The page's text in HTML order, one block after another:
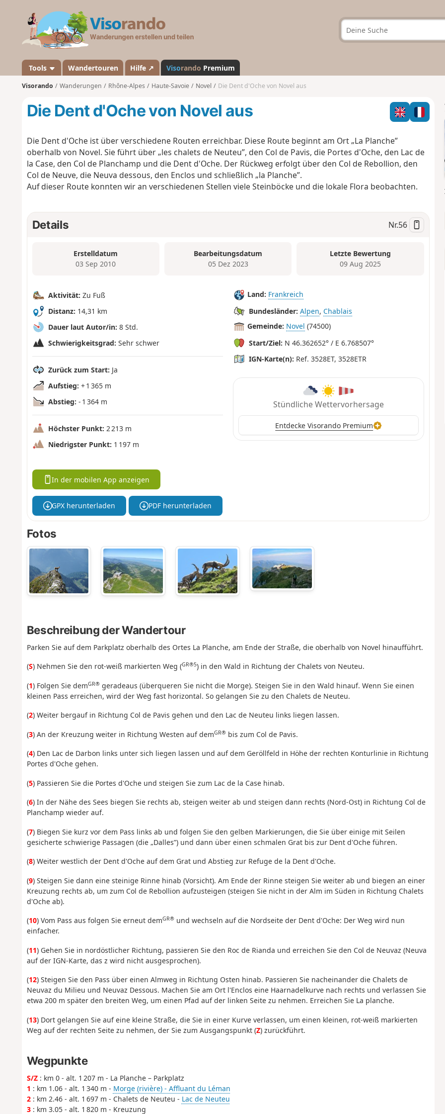
a
n
d
Tools Wandertouren Hilfe ↗ Visorando Premium
Visorando Wanderungen Rhône-Alpes Haute-Savoie Novel Die Dent d'Oche von Novel aus
Die Dent d'Oche von Novel aus
Die Dent d'Oche ist über verschiedene Routen erreichbar. Diese Route beginnt am Ort „La Planche”
oberhalb von Novel. Sie führt über „les chalets de Neuteu”, den Col de Pavis, die Portes d'Oche, den Lac de
la Case, den Col de Planchamp und die Dent d'Oche. Der Rückweg erfolgt über den Col de Rebollion, den
Col de Neuve, die Neuva dessous, den Enclos und schließlich „la Planche”.
Auf dieser Route konnten wir an verschiedenen Stellen viele Steinböcke und die lokale Flora beobachten.
Details Nr.56
Erstelldatum
03 Sep 2010
Bearbeitungsdatum
05 Dez 2023
Letzte Bewertung
09 Aug 2025
Aktivität: Zu Fuß
Distanz: 14,31 km
Dauer laut Autor/in: 8 Std.
Schwierigkeitsgrad: Sehr schwer
Zurück zum Start: Ja
Aufstieg: + 1 365 m
Abstieg: - 1 364 m
Höchster Punkt: 2 213 m
Niedrigster Punkt: 1 197 m
Land: Frankreich
Bundesländer: Alpen, Chablais
Gemeinde: Novel (74500)
Start/Ziel: N 46.362652° / E 6.768507°
IGN-Karte(n): Ref. 3528ET, 3528ETR
Stündliche Wettervorhersage
Entdecke Visorando Premium
In der mobilen App anzeigen
GPX herunterladen PDF herunterladen
Fotos
Beschreibung der Wandertour
Parken Sie auf dem Parkplatz oberhalb des Ortes La Planche, am Ende der Straße, die oberhalb von Novel hinaufführt.
(S) Nehmen Sie den rot-weiß markierten Weg (GR®5) in den Wald in Richtung der Chalets von Neuteu.
(1) Folgen Sie demGR®geradeaus (überqueren Sie nicht die Morge). Steigen Sie in den Wald hinauf. Wenn Sie einen
kleinen Pass erreichen, wird der Weg fast horizontal. So gelangen Sie zu den Chalets de Neuteu.
(2) Weiter bergauf in Richtung Col de Pavis gehen und den Lac de Neuteu links liegen lassen.
(3) An der Kreuzung weiter in Richtung Westen auf demGR®bis zum Col de Pavis.
(4) Den Lac de Darbon links unter sich liegen lassen und auf dem Geröllfeld in Höhe der rechten Konturlinie in Richtung
Portes d'Oche gehen.
(5) Passieren Sie die Portes d'Oche und steigen Sie zum Lac de la Case hinab.
(6) In der Nähe des Sees biegen Sie rechts ab, steigen weiter ab und steigen dann rechts (Nord-Ost) in Richtung Col de
Planchamp wieder auf.
(7) Biegen Sie kurz vor dem Pass links ab und folgen Sie den gelben Markierungen, die Sie über einige mit Seilen
gesicherte schwierige Passagen (die „Dalles”) und dann über einen schmalen Grat bis zur Dent d'Oche führen.
(8) Weiter westlich der Dent d'Oche auf dem Grat und Abstieg zur Refuge de la Dent d'Oche.
(9) Steigen Sie dann eine steinige Rinne hinab (Vorsicht). Am Ende der Rinne steigen Sie weiter ab und biegen an einer
Kreuzung rechts ab, um zum Col de Rebollion aufzusteigen (steigen Sie nicht in der Alm im Süden in Richtung Chalets
d'Oche ab).
(10) Vom Pass aus folgen Sie erneut demGR®und wechseln auf die Nordseite der Dent d'Oche: Der Weg wird nun
einfacher.
(11) Gehen Sie in nordöstlicher Richtung, passieren Sie den Roc de Rianda und erreichen Sie den Col de Neuvaz (Neuva
auf der IGN-Karte, das z wird nicht ausgesprochen).
(12) Steigen Sie den Pass über einen Almweg in Richtung Osten hinab. Passieren Sie nacheinander die Chalets de
Neuvaz du Milieu und Neuvaz Dessous. Machen Sie am Ort l'Enclos eine Haarnadelkurve nach rechts und verlassen Sie
etwa 200 m später den breiten Weg, um einen Pfad auf der linken Seite zu nehmen. Erreichen Sie La planche.
(13) Dort gelangen Sie auf eine kleine Straße, die Sie in einer Kurve verlassen, um einen kleinen, rot-weiß markierten
Weg auf der rechten Seite zu nehmen, der Sie zum Ausgangspunkt (Z) zurückführt.
Wegpunkte
S/Z: km 0 - alt. 1 207 m - La Planche – Parkplatz
1 : km 1.06 - alt. 1 340 m - Morge (rivière) - Affluant du Léman
2: km 2.46 - alt. 1 697 m - Chalets de Neuteu - Lac de Neuteu
3: km 3.05 - alt. 1 820 m - Kreuzung